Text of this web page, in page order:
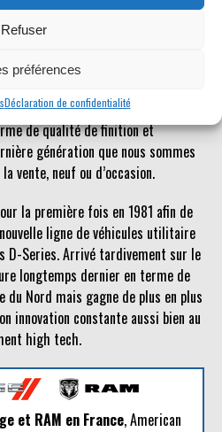
Refuser
préférences
Déclaration de confidentialité
d'unecarte grise française.
vous assurer le meilleur service
d’autres pickups américains, il fait
de qualité de finition et
génération que nous sommes
vente, neuf ou d’occasion.
la première fois en 1981 afin de
ligne de véhicules utilitaire
D-Series. Arrivé tardivement sur le
longtemps dernier en terme de
du Nord mais gagne de plus en plus
innovation constante aussi bien au
high tech.
et RAM en France, American